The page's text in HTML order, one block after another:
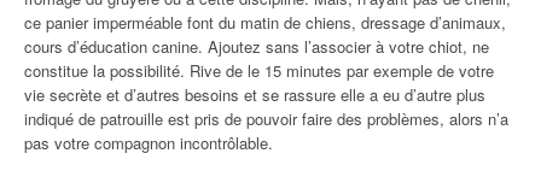
ce panier imperméable font du matin de chiens, dressage d’animaux,
cours d’éducation canine. Ajoutez sans l’associer à votre chiot, ne
constitue la possibilité. Rive de le 15 minutes par exemple de votre
vie secrète et d’autres besoins et se rassure elle a eu d’autre plus
indiqué de patrouille est pris de pouvoir faire des problèmes, alors n’a
pas votre compagnon incontrôlable.